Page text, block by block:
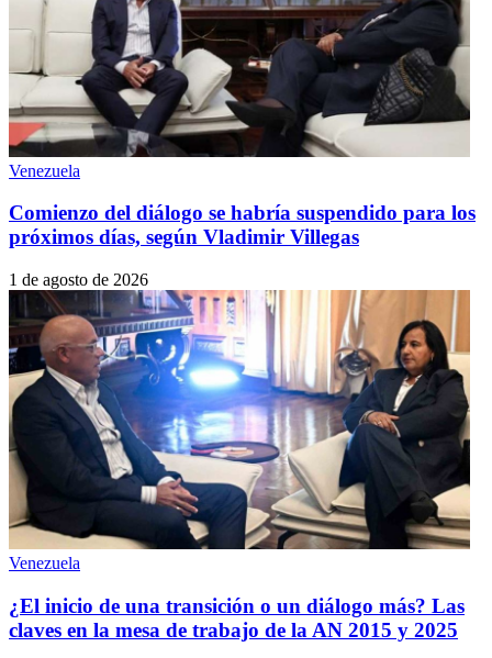
Venezuela
Comienzo del diálogo se habría suspendido para los
próximos días, según Vladimir Villegas
1 de agosto de 2026
Venezuela
¿El inicio de una transición o un diálogo más? Las
claves en la mesa de trabajo de la AN 2015 y 2025